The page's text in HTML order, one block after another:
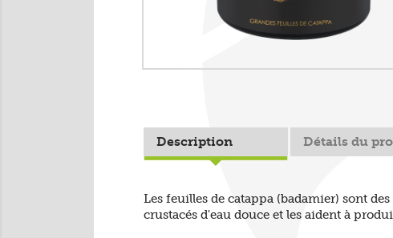
Description Détails du
Les feuilles de catappa (badamier) sont
crustacés d'eau douce et les aident à